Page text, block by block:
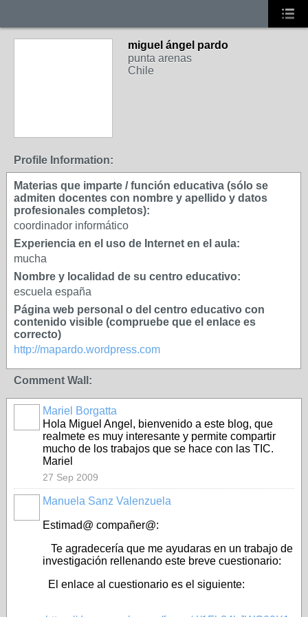
miguel ángel pardo
punta arenas
Chile
Profile Information:
Materias que imparte / función educativa (sólo se
admiten docentes con nombre y apellido y datos
profesionales completos):
coordinador informático
Experiencia en el uso de Internet en el aula:
mucha
Nombre y localidad de su centro educativo:
escuela españa
Página web personal o del centro educativo con
contenido visible (compruebe que el enlace es
correcto)
http://mapardo.wordpress.com
Comment Wall:
Mariel Borgatta
Hola Miguel Angel, bienvenido a este blog, que
realmete es muy interesante y permite compartir
mucho de los trabajos que se hace con las TIC.
Mariel
27 Sep 2009
Manuela Sanz Valenzuela
Estimad@ compañer@:
Te agradecería que me ayudaras en un trabajo de
investigación rellenando este breve cuestionario:
El enlace al cuestionario es el siguiente: